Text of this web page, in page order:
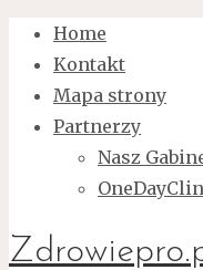
Home
Kontakt
Mapa strony
Partnerzy
Nasz